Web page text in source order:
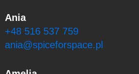
Ania
+48 516 537 759
ania@spiceforspace.pl